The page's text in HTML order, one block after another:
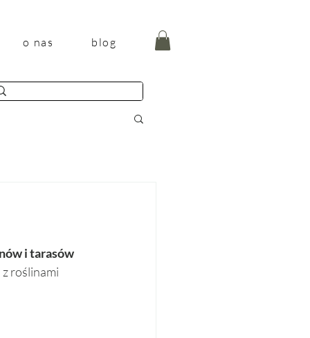
o nas blog
i tarasów
roślinami